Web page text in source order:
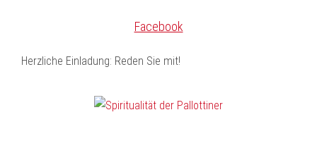
Facebook
Herzliche Einladung: Reden Sie mit!